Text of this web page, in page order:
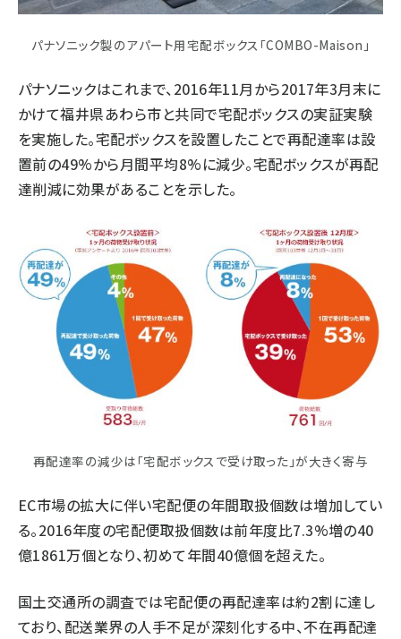
パナソニック製のアパート用宅配ボックス「COMBO-Maison」
パナソニックはこれまで、2016年11月から2017年3月末に
かけて福井県あわら市と共同で宅配ボックスの実証実験
を実施した。宅配ボックスを設置したことで再配達率は設
置前の49%から月間平均8%に減少。宅配ボックスが再配
達削減に効果があることを示した。
再配達率の減少は「宅配ボックスで受け取った」が大きく寄与
EC市場の拡大に伴い宅配便の年間取扱個数は増加してい
る。2016年度の宅配便取扱個数は前年度比7.3%増の40
億1861万個となり、初めて年間40億個を超えた。
国土交通所の調査では宅配便の再配達率は約2割に達し
ており、配送業界の人手不足が深刻化する中、不在再配達